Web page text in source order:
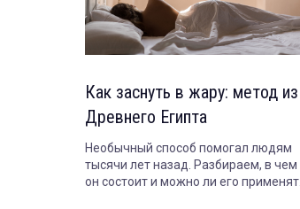
Как заснуть в жару: метод из
Древнего Египта
Необычный способ помогал людям
тысячи лет назад. Разбираем, в чем
он состоит и можно ли его применять